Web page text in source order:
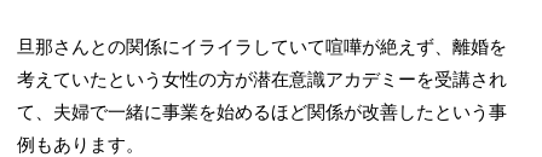
旦那さんとの関係にイライラしていて喧嘩が絶えず、離婚を
考えていたという女性の方が潜在意識アカデミーを受講され
て、夫婦で一緒に事業を始めるほど関係が改善したという事
例もあります。